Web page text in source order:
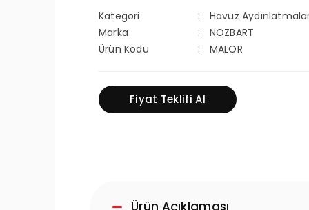
Kategori
Havuz
Marka
NOZBART
Ürün Kodu
MALOR
Fiyat Teklifi Al
Ürün Açıklaması